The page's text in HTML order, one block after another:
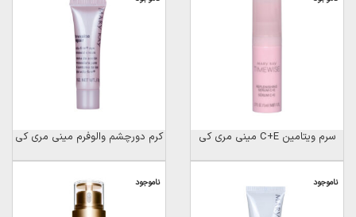
سرم ویتامین C+E مینی مری کی کرم دورچشم والوفرم مینی مری کی
ناموجود ناموجود